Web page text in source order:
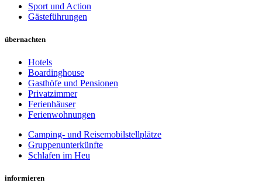
Sport und Action
Gästeführungen
übernachten
Hotels
Boardinghouse
Gasthöfe und Pensionen
Privatzimmer
Ferienhäuser
Ferienwohnungen
Camping- und Reisemobilstellplätze
Gruppenunterkünfte
Schlafen im Heu
informieren